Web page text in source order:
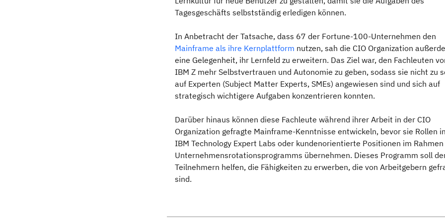
Tagesgeschäfts selbstständig erledigen können.
In Anbetracht der Tatsache, dass 67 der Fortune-100-Unternehmen den
Mainframe als ihre Kernplattform nutzen, sah die CIO Organization
eine Gelegenheit, ihr Lernfeld zu erweitern. Das Ziel war, den Fachleuten
IBM Z mehr Selbstvertrauen und Autonomie zu geben, sodass sie nicht zu
auf Experten (Subject Matter Experts, SMEs) angewiesen sind und sich auf
strategisch wichtigere Aufgaben konzentrieren konnten.
Darüber hinaus können diese Fachleute während ihrer Arbeit in der CIO
Organization gefragte Mainframe-Kenntnisse entwickeln, bevor sie Rollen in
IBM Technology Expert Labs oder kundenorientierte Positionen im Rahmen
Unternehmensrotationsprogramms übernehmen. Dieses Programm soll
Teilnehmern helfen, die Fähigkeiten zu erwerben, die von Arbeitgebern
sind.